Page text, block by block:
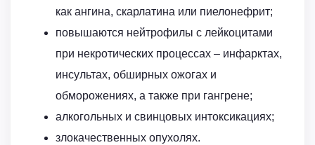
как ангина, скарлатина или пиелонефрит;
повышаются нейтрофилы с лейкоцитами
при некротических процессах – инфарктах,
инсультах, обширных ожогах и
обморожениях, а также при гангрене;
алкогольных и свинцовых интоксикациях;
злокачественных опухолях.